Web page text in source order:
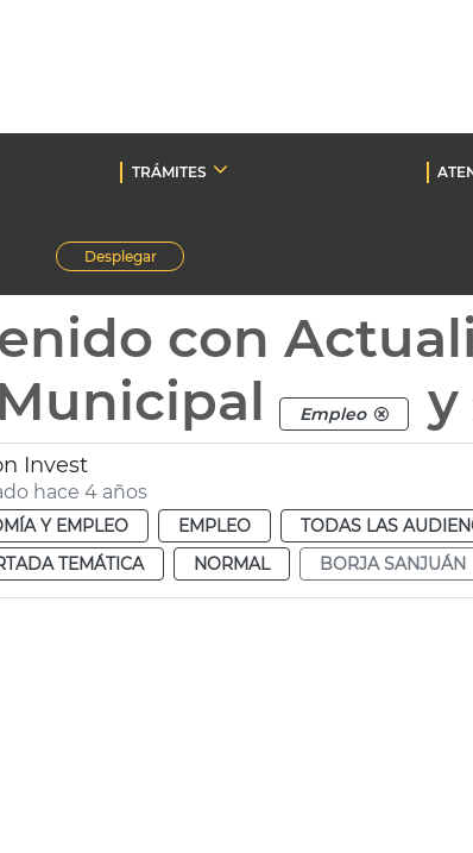
TRÁMITES
Desplegar
con
Empleo
Invest
hace 4 años
Y EMPLEO EMPLEO TODAS LAS
TEMÁTICA
NORMAL BORJA SANJUÁN